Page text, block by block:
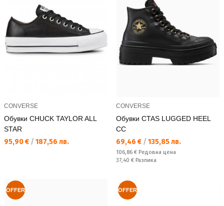
CONVERSE
Обувки CHUCK TAYLOR ALL
STAR
Текуща цена:
95,90 € / 187,56 лв.
CONVERSE
Обувки CTAS LUGGED HEEL
CC
Текуща цена:
69,46 € / 135,85 лв.
Редовна цена:
106,86 € Редовна цена
Спестявате:
37,40 € Разлика
OFFER OFFER